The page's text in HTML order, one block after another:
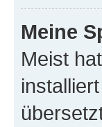
Meine
Meist